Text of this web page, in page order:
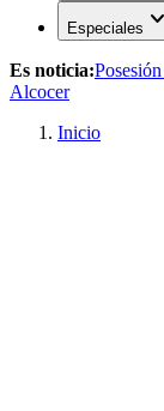
Especiales expand_more
Es noticia:
Alcocer
Inicio